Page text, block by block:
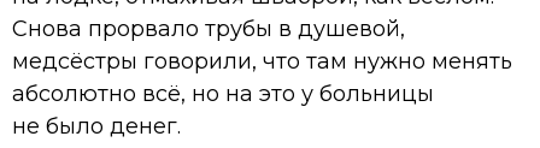
Снова прорвало трубы в душевой,
медсёстры говорили, что там нужно менять
абсолютно всё, но на это у больницы
не было денег.